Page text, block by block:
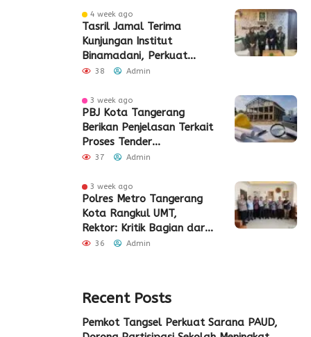
4 week ago
Tasril Jamal Terima
Kunjungan Institut
Binamadani, Perkuat
Sinergi Bangun SDM Kota
38 Admin
3 week ago
PBJ Kota Tangerang
Berikan Penjelasan Terkait
Proses Tender
Pembangunan Eks Pabrik
37 Admin
3 week ago
Polres Metro Tangerang
Kota Rangkul UMT,
Rektor: Kritik Bagian dari
Demokrasi
36 Admin
Recent Posts
Pemkot Tangsel Perkuat Sarana PAUD,